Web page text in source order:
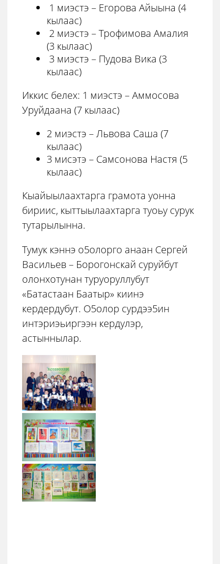
1 миэстэ – Егорова Айыына (4
кылаас)
2 миэстэ – Трофимова Амалия
(3 кылаас)
3 миэстэ – Пудова Вика (3
кылаас)
Иккис белех: 1 миэстэ – Аммосова
Уруйдаана (7 кылаас)
2 миэстэ – Львова Саша (7
кылаас)
3 мисэтэ – Самсонова Настя (5
кылаас)
Кыайыылаахтарга грамота уонна
бириис, кыттыылаахтарга туоьу сурук
тутарылынна.
Тумук кэннэ о5олорго анаан Сергей
Васильев – Борогонскай суруйбут
олонхотунан туруоруллубут
«Батастаан Баатыр» киинэ
кердердубут. О5олор сурдээ5ин
интэриэьиргээн кердулэр,
астыннылар.